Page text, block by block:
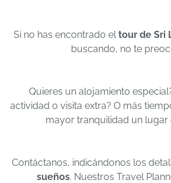
Si no has encontrado el tour de Sri
buscando, no te
Quieres un alojamiento
actividad o visita extra? O más
mayor tranquilidad un lugar
Contáctanos, indicándonos los
sueños. Nuestros Travel